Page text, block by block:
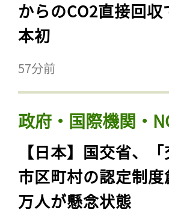
からのCO2直接回
本初
57分前
政府・国際機関・
【日本】国交省、
市区町村の認定制
万人が懸念状態